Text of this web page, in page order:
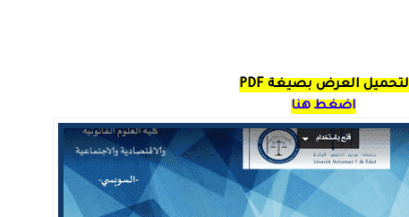
لتحميل العرض بصيغة PDF
اضغط هنا